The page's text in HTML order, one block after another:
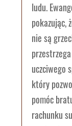
ludu.
pokazując,
nie są
uczciwego
który
pomóc
rachunku